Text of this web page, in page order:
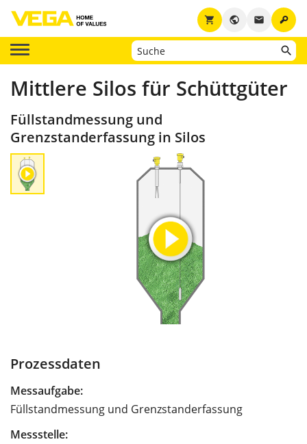
key
email
public
shopping_cart
Mittlere Silos für Schüttgüter
Füllstandmessung und
Grenzstanderfassung in Silos
Prozessdaten
Messaufgabe:
Füllstandmessung und Grenzstanderfassung
Messstelle: